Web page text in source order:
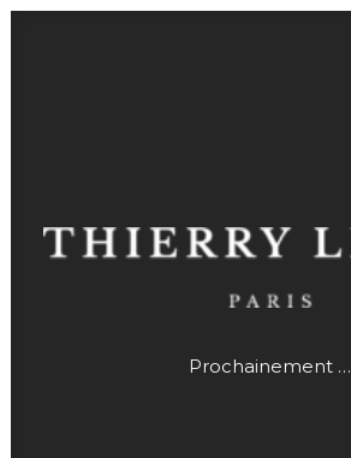
Prochainement …